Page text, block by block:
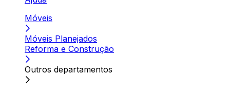
Móveis
Móveis Planejados
Reforma e Construção
Outros departamentos